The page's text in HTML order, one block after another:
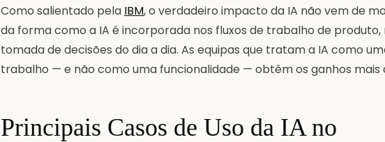
Como salientado pela IBM, o verdadeiro impacto da IA não vem de
da forma como a IA é incorporada nos fluxos de trabalho de
tomada de decisões do dia a dia. As equipas que tratam a IA como
trabalho — e não como uma funcionalidade — obtêm os ganhos mais
Principais Casos de Uso da IA no